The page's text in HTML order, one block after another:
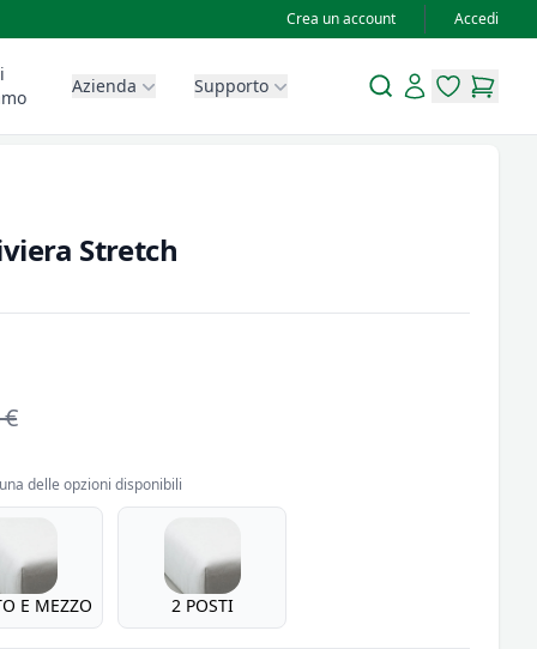
Crea un account Accedi
Azienda Supporto SearchAccount
items in
items
Stretch
delle opzioni disponibili
E MEZZO 2 POSTI